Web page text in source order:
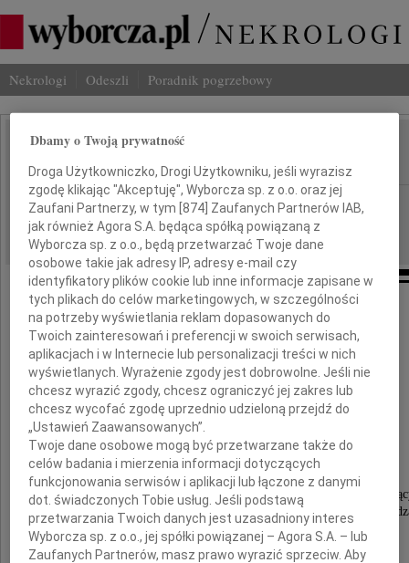
Nekrologi Odeszli Poradnik pogrzebowy
Leszek Kopeć
REGION: Gdańsk
DATA EMISJI: 28.04.2025
Z ogromnym żalem informujemy, że zmarł
Nasz Przyjaciel
Leszek Kopeć
Kolega oddany służbie Rotary i pomocy
Przyjaciel , który swoim doświadczeniem i
wspierał nasze działania charytatywne
na rzecz społeczności Gdyni i Trójmiasta.
Dbamy o Twoją prywatność
Droga Użytkowniczko, Drogi Użytkowniku, jeśli wyrazisz
zgodę klikając "Akceptuję", Wyborcza sp. z o.o. oraz jej
Zaufani Partnerzy, w tym [874] Zaufanych Partnerów IAB,
jak również Agora S.A. będąca spółką powiązaną z
Wyborcza sp. z o.o., będą przetwarzać Twoje dane
osobowe takie jak adresy IP, adresy e-mail czy
identyfikatory plików cookie lub inne informacje zapisane w
tych plikach do celów marketingowych, w szczególności
na potrzeby wyświetlania reklam dopasowanych do
Twoich zainteresowań i preferencji w swoich serwisach,
aplikacjach i w Internecie lub personalizacji treści w nich
wyświetlanych. Wyrażenie zgody jest dobrowolne. Jeśli nie
chcesz wyrazić zgody, chcesz ograniczyć jej zakres lub
chcesz wycofać zgodę uprzednio udzieloną przejdź do
„Ustawień Zaawansowanych”.
Twoje dane osobowe mogą być przetwarzane także do
celów badania i mierzenia informacji dotyczących
funkcjonowania serwisów i aplikacji lub łączone z danymi
dot. świadczonych Tobie usług. Jeśli podstawą
przetwarzania Twoich danych jest uzasadniony interes
Wyborcza sp. z o.o., jej spółki powiązanej – Agora S.A. – lub
Zaufanych Partnerów, masz prawo wyrazić sprzeciw. Aby